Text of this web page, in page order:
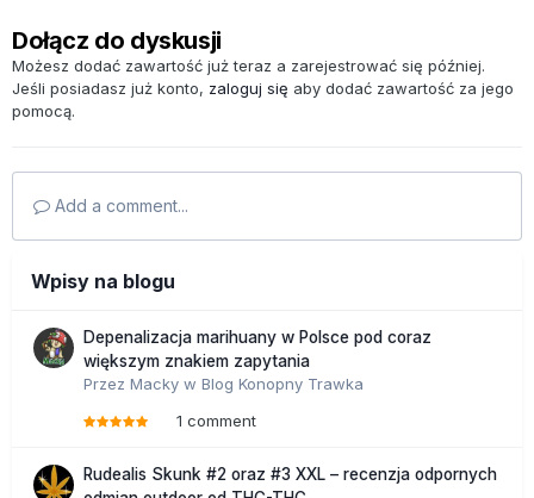
Dołącz do dyskusji
Możesz dodać zawartość już teraz a zarejestrować się później.
Jeśli posiadasz już konto, zaloguj się aby dodać zawartość za jego
pomocą.
Add a comment...
Wpisy na blogu
Depenalizacja marihuany w Polsce pod coraz
większym znakiem zapytania
Przez Macky w Blog Konopny Trawka
1 comment
Rudealis Skunk #2 oraz #3 XXL – recenzja odpornych